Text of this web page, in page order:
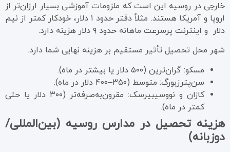
خارجی در روسیه این است که ملزومات آموزشی بسیار ارزان‌تر از
اروپا و آمریکا هستند. مثلاً دفتر حدود ۱ دلار، خودکار کمتر از نیم
دلار و اینترنت پرسرعت ماهانه حدود ۹ دلار هزینه دارد.
شهر محل تحصیل تأثیر مستقیم بر هزینه نهایی شما دارد.
مسکو: گران‌ترین (۵۰۰ دلار یا بیشتر در ماه).
سن‌پترزبورگ: متوسط (۳۵۰–۴۰۰ دلار در ماه).
کازان و نووسیبیرسک: مقرون‌به‌صرفه‌تر (۳۰۰ دلار یا حتی
کمتر در ماه).
هزینه تحصیل در مدارس روسیه (بین‌المللی/
دوزبانه)